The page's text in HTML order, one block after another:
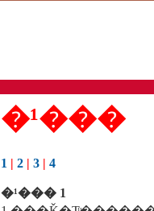
�¹���
1 | 2| 3| 4
�¹��� 1